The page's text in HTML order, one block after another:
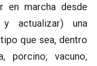
en marcha desde
actualizar) una
que sea, dentro
porcino, vacuno,